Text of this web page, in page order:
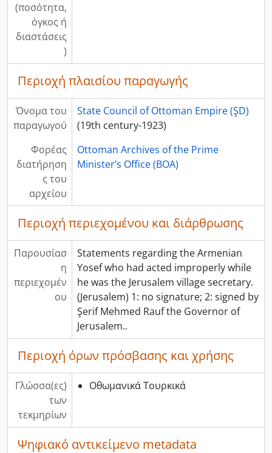
(ποσότητα,
όγκος ή
διαστάσεις
)
Περιοχή πλαισίου παραγωγής
Όνομα του
παραγωγού
State Council of Ottoman Empire (ŞD)
(19th century-1923)
Φορέας
διατήρηση
ς του
αρχείου
Ottoman Archives of the Prime
Minister’s Office (BOA)
Περιοχή περιεχομένου και διάρθρωσης
Παρουσίασ
η
περιεχομέν
ου
Statements regarding the Armenian
Yosef who had acted improperly while
he was the Jerusalem village secretary.
(Jerusalem) 1: no signature; 2: signed by
Şerif Mehmed Rauf the Governor of
Jerusalem..
Περιοχή όρων πρόσβασης και χρήσης
Γλώσσα(ες)
των
τεκμηρίων
Οθωμανικά Τουρκικά
Ψηφιακό αντικείμενο metadata